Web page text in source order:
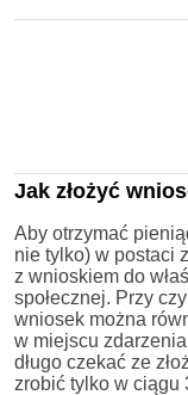
Jak złożyć
Aby otrzymać
nie tylko) w postaci
z wnioskiem do
społecznej. Przy
wniosek można
w miejscu
długo czekać ze
zrobić tylko w ciągu